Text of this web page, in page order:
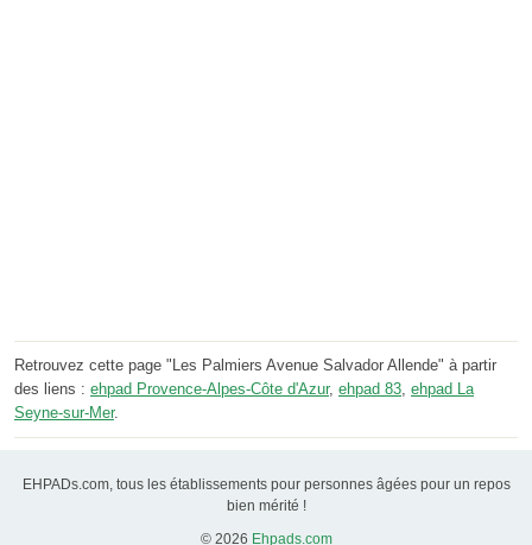
Retrouvez cette page "Les Palmiers Avenue Salvador Allende" à partir
des liens : ehpad Provence-Alpes-Côte d'Azur, ehpad 83 ehpad La
Seyne-sur-Mer.
EHPADs.com, tous les établissements pour personnes âgées pour un repos
bien mérité !
© 2026 Ehpads.com